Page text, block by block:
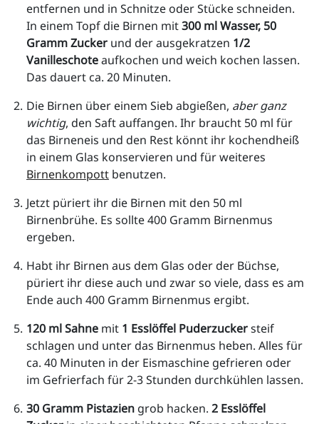
entfernen und in Schnitze oder Stücke schneiden.
In einem Topf die Birnen mit 300 ml Wasser, 50
Gramm Zucker und der ausgekratzen 1/2
Vanilleschote aufkochen und weich kochen lassen.
Das dauert ca. 20 Minuten.
Die Birnen über einem Sieb abgießen, aber ganz
wichtig, den Saft auffangen. Ihr braucht 50 ml für
das Birneneis und den Rest könnt ihr kochendheiß
Birnenkompott benutzen.
Jetzt püriert ihr die Birnen mit den 50 ml
Birnenbrühe. Es sollte 400 Gramm Birnenmus
ergeben.
Habt ihr Birnen aus dem Glas oder der Büchse,
püriert ihr diese auch und zwar so viele, dass es am
Ende auch 400 Gramm Birnenmus ergibt.
120 ml Sahne mit 1 Esslöffel Puderzucker steif
schlagen und unter das Birnenmus heben. Alles für
ca. 40 Minuten in der Eismaschine gefrieren oder
30 Gramm Pistazien grob hacken. 2 Esslöffel